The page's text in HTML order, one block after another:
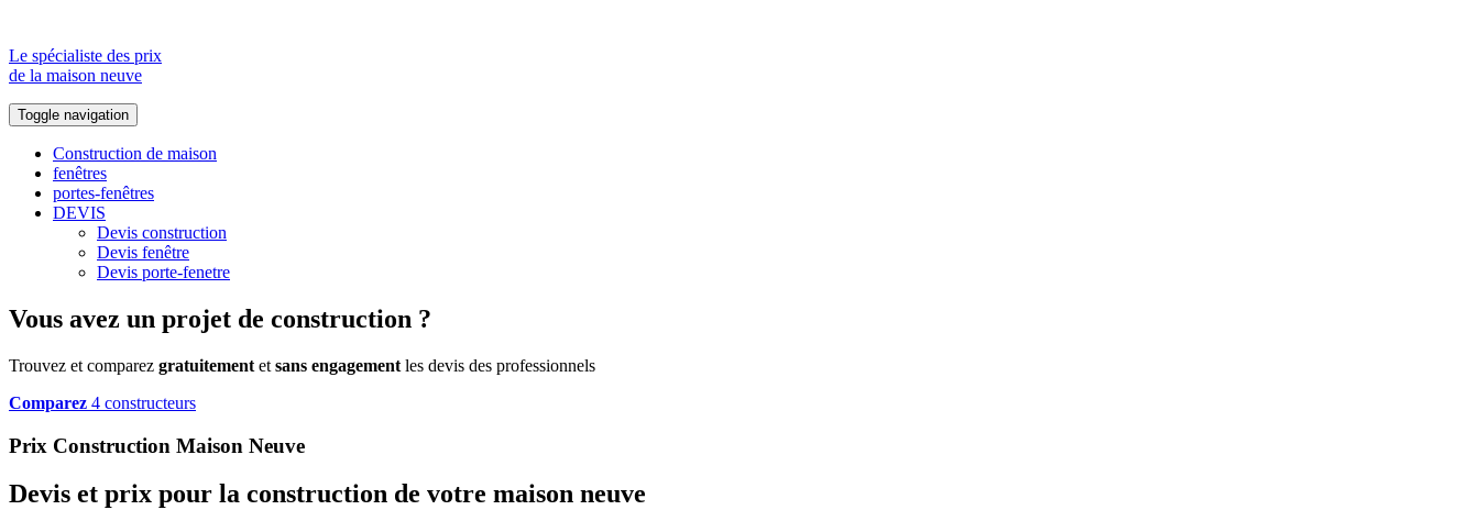
Le spécialiste des prix
de la maison neuve
Toggle navigation
Construction de maison
fenêtres
portes-fenêtres
DEVIS
Devis construction
Devis fenêtre
Devis porte-fenetre
Vous avez un projet de construction ?
Trouvez et comparez gratuitement et sans engagement les devis des professionnels
Comparez 4 constructeurs
Prix Construction Maison Neuve
Devis et prix pour la construction de votre maison neuve